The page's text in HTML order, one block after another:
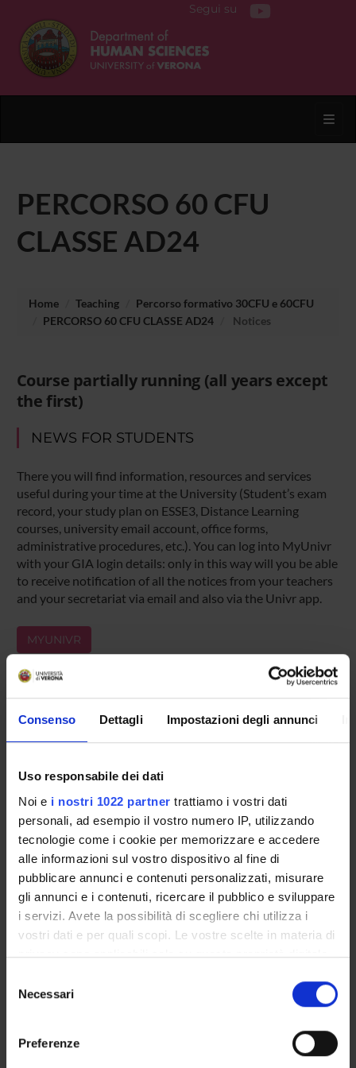
Consenso Dettagli Impostazioni degli annunci
Uso responsabile dei dati
Noi e i nostri 1022 partner trattiamo i vostri dati
personali, ad esempio il vostro numero IP, utilizzando
tecnologie come i cookie per memorizzare e accedere
alle informazioni sul vostro dispositivo al fine di
pubblicare annunci e contenuti personalizzati, misurare
gli annunci e i contenuti, ricercare il pubblico e sviluppare
i servizi. Avete la possibilità di scegliere chi utilizza i
vostri dati e per quali scopi. Le vostre scelte in materia di
privacy sono applicabili solo su questa proprietà digitale
modificare o revocare il proprio consenso in qualsiasi
momento dalla Dichiarazione sui cookie o facendo clic
delNecessari
Preferenze
Segui su
PERCORSO 60 CFU
CLASSE AD24
Home Teaching
Percorso formativo 30CFU e 60CFU
PERCORSO 60 CFU CLASSE AD24
Notices
Course partially running (all years except
the first)
NEWS FOR STUDENTS
There you will find information, resources and services
useful during your time at the University (Student’s exam
record, your study plan on ESSE3, Distance Learning
courses, university email account, office forms,
administrative procedures, etc.). You can log into MyUnivr
with your GIA login details: only in this way will you be able
to receive notification of all the notices from your teachers
and your secretariat via email and also via the Univr app.
MYUNIVR
Academic Calendar
Lesson timetable
Degree Programme
Exam calendar
Notices
Thesis and internship proposals
Governing bodies
Faculty staff
COURSES
PHD PROGRAMMES AND POSTGRADUATE